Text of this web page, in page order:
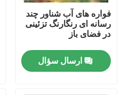
فواره های آب شناور چند
رسانه ای رنگارنگ تزئینی
در فضای باز
ارسال سؤال